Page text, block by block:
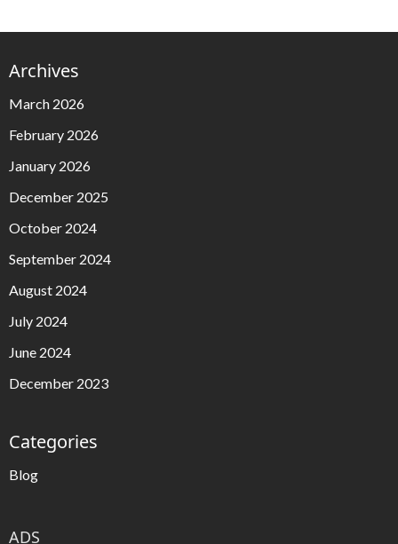
Archives
March 2026
February 2026
January 2026
December 2025
October 2024
September 2024
August 2024
July 2024
June 2024
December 2023
Categories
Blog
ADS